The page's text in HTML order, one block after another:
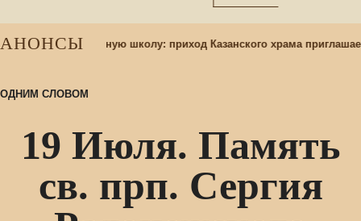
АНОНСЫв воскресную школу: приход Казанского храма
ОДНИМ СЛОВОМ
19 Июля. Память
св. прп. Сергия